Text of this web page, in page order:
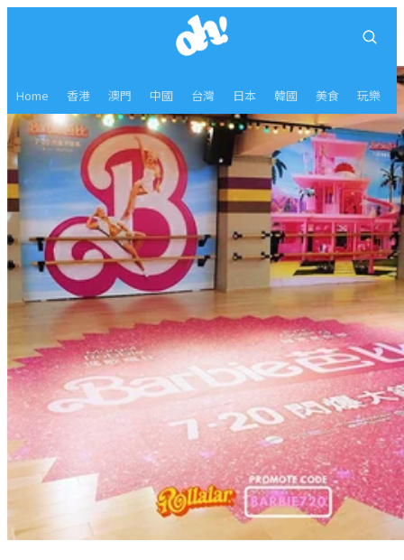
Home 香港 澳門 中國 台灣 日本 韓國 美食 玩樂